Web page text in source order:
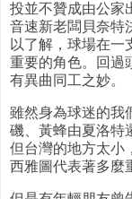
投並不贊成由公家
音速新老闆貝奈特
以了解，球場在一
重要的角色。回過
有異曲同工之妙。
雖然身為球迷的我
磯、黃蜂由夏洛特
但台灣的地方太小
西雅圖代表著多麼